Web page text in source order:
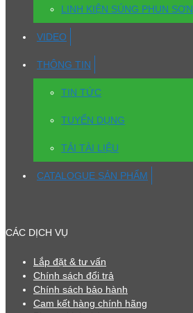
LINH KIỆN SÚNG PHUN SƠN
VIDEO
THÔNG TIN
TIN TỨC
TUYỂN DỤNG
TẢI TÀI LIỆU
CATALOGUE SẢN PHẨM
CÁC DỊCH VỤ
Lắp đặt & tư vấn
Chính sách đổi trả
Chính sách bảo hành
Cam kết hàng chính hãng